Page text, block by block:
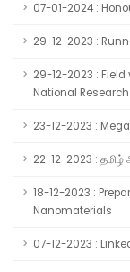
07-01-2024 :
29-12-2023 :
29-12-2023 : Field
National
23-12-2023 :
22-12-2023 : தமிழ்
18-12-2023 :
Nanomaterials
07-12-2023 :